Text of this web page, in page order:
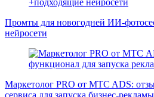
Промты для новогодней ИИ-
нейросети
Маркетолог PRO от MTC ADS:
сервиса для запуска бизнес-